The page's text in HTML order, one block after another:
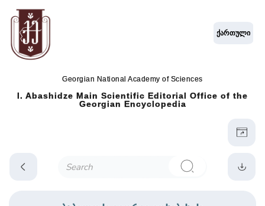
Georgian National Academy of Sciences
I. Abashidze Main Scientific Editorial Office of the
Georgian Encyclopedia
ქართული